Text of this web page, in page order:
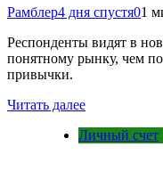
Рамблер4 дня спустя01
Респонденты видят в
понятному рынку, чем
привычки.
Читать далее
Личный счет